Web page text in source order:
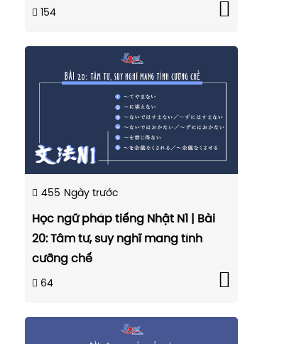
154
455 Ngày trước
Học ngữ pháp tiếng Nhật N1 | Bài
20: Tâm tư, suy nghĩ mang tính
cưỡng chế
64